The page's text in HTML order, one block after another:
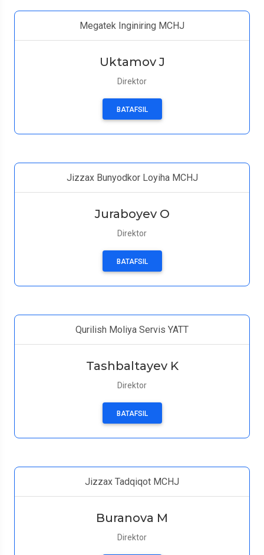
Megatek Inginiring MCHJ
Uktamov J
Direktor
BATAFSIL
Jizzax Bunyodkor Loyiha MCHJ
Juraboyev O
Direktor
BATAFSIL
Qurilish Moliya Servis YATT
Tashbaltayev K
Direktor
BATAFSIL
Jizzax Tadqiqot MCHJ
Buranova M
Direktor